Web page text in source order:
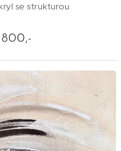
se strukturou
800,-